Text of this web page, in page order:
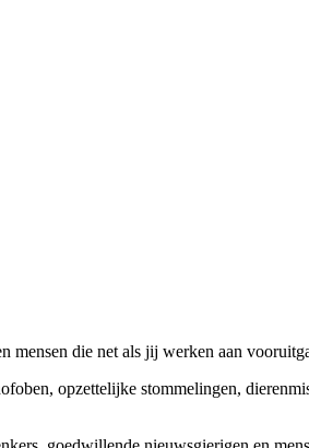
die net als jij werken aan
opzettelijke stommelingen,